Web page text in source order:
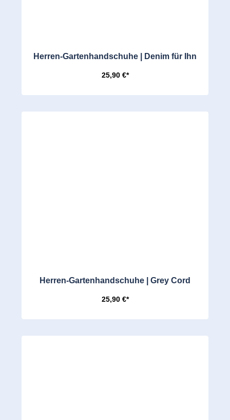
Herren-Gartenhandschuhe | Denim für Ihn
25,90 €*
Herren-Gartenhandschuhe | Grey Cord
25,90 €*